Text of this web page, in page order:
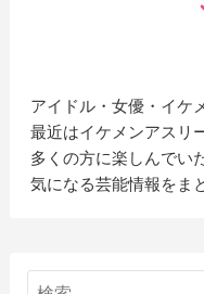
アイドル・女優・イケ
最近はイケメンアスリ
多くの方に楽しんでい
気になる芸能情報をま